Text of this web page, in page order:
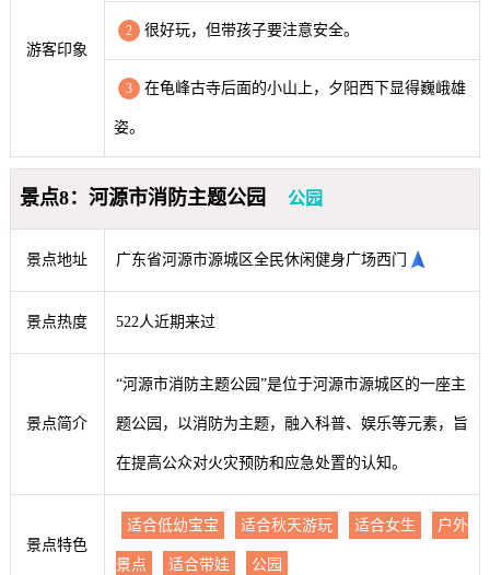
游客印象
2 很好玩，但带孩子要注意安全。
3 在龟峰古寺后面的小山上，夕阳西下显得巍峨雄
姿。
景点8：河源市消防主题公园 公园
景点地址 广东省河源市源城区全民休闲健身广场西门
景点热度 522人近期来过
景点简介
“河源市消防主题公园”是位于河源市源城区的一座主
题公园，以消防为主题，融入科普、娱乐等元素，旨
在提高公众对火灾预防和应急处置的认知。
景点特色
适合低幼宝宝 适合秋天游玩 适合女生 户外
景点 适合带娃 公园